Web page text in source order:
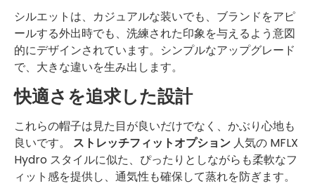
シルエットは、カジュアルな装いでも、ブランドをアピ
ールする外出時でも、洗練された印象を与えるよう意図
的にデザインされています。シンプルなアップグレード
で、大きな違いを生み出します。
快適さを追求した設計
これらの帽子は見た目が良いだけでなく、かぶり心地も
良いです。 ストレッチフィットオプション 人気の MFLX
Hydro スタイルに似た、ぴったりとしながらも柔軟なフ
ィット感を提供し、通気性も確保して蒸れを防ぎます。